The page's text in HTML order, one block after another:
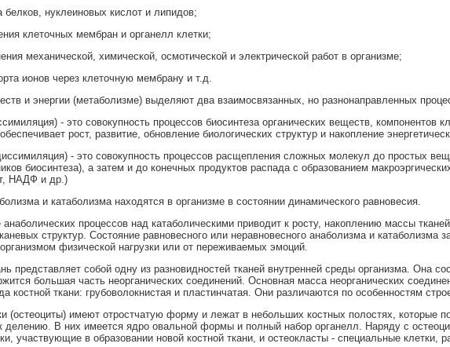
белков, нуклеиновых кислот и липидов;
клеточных мембран и органелл клетки;
механической, химической, осмотической и электрической работ в организме;
ионов через клеточную мембрану и т.д.
и энергии (метаболизме) выделяют два взаимосвязанных, но разнонаправленных
- это совокупность процессов биосинтеза органических веществ, компонентов
рост, развитие, обновление биологических структур и накопление
- это совокупность процессов расщепления сложных молекул до простых
биосинтеза), а затем и до конечных продуктов распада с образованием
НАДФ и др.)
и катаболизма находятся в организме в состоянии динамического равновесия.
анаболических процессов над катаболическими приводит к росту, накоплению массы
структур. Состояние равновесного или неравновесного анаболизма и катаболизма
физической нагрузки или от переживаемых эмоций.
представляет собой одну из разновидностей тканей внутренней среды организма. Она
большая часть неорганических соединений. Основная масса неорганических
костной ткани: грубоволокнистая и пластинчатая. Они различаются по особенностям
(остеоциты) имеют отростчатую форму и лежат в небольших костных полостях, которые
делению. В них имеется ядро овальной формы и полный набор органелл. Наряду с
участвующие в образовании новой костной ткани, и остеокласты - специальные клетки,